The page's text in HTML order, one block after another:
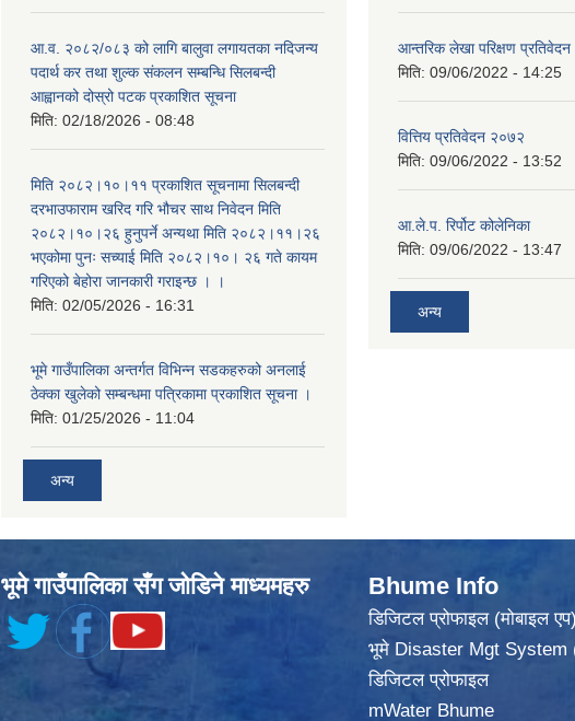
आ.व. २०८२/०८३ को लागि बालुवा लगायतका नदिजन्य
पदार्थ कर तथा शुल्क संकलन सम्बन्धि सिलबन्दी
आह्वानको दोस्रो पटक प्रकाशित सूचना
मिति: 02/18/2026 - 08:48
मिति २०८२।१०।११ प्रकाशित सूचनामा सिलबन्दी
दरभाउफाराम खरिद गरि भौचर साथ निवेदन मिति
२०८२।१०।२६ हुनुपर्ने अन्यथा मिति २०८२।११।२६
भएकोमा पुनः सच्याई मिति २०८२।१०। २६ गते कायम
गरिएको बेहोरा जानकारी गराइन्छ । ।
मिति: 02/05/2026 - 16:31
भूमे गाउँपालिका अन्तर्गत विभिन्न सडकहरुको अनलाई
ठेक्का खुलेको सम्बन्धमा पत्रिकामा प्रकाशित सूचना ।
मिति: 01/25/2026 - 11:04
अन्य
आन्तरिक लेखा परिक्षण प्रतिवेदन
मिति: 09/06/2022 - 14:25
वित्तिय प्रतिवेदन २०७२
मिति: 09/06/2022 - 13:52
आ.ले.प. रिर्पोट कोलेनिका
मिति: 09/06/2022 - 13:47
अन्य
भूमे गाउँपालिका सँग जोडिने माध्यमहरु Bhume Info
डिजिटल प्रोफाइल (मोबाइल एप)
भूमे Disaster Mgt System
डिजिटल प्रोफाइल
mWater Bhume